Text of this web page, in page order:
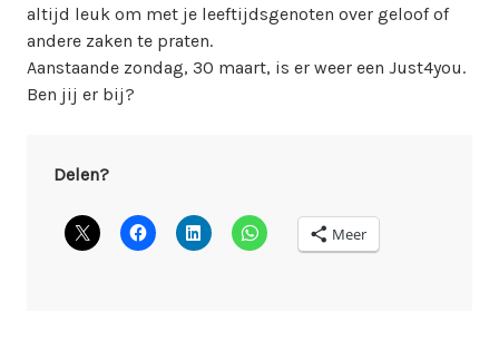
altijd leuk om met je leeftijdsgenoten over geloof of
andere zaken te praten.
Aanstaande zondag, 30 maart, is er weer een Just4you.
Ben jij er bij?
Delen?
Meer